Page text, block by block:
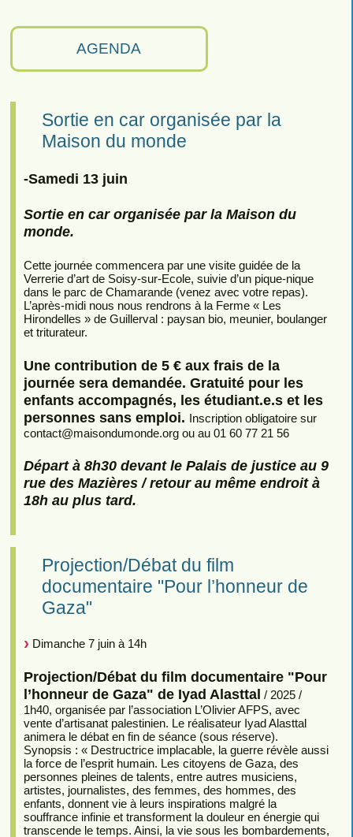
AGENDA
Sortie en car organisée par la
Maison du monde
-Samedi 13 juin
Sortie en car organisée par la Maison du
monde.
Cette journée commencera par une visite guidée de la
Verrerie d’art de Soisy-sur-Ecole, suivie d’un pique-nique
dans le parc de Chamarande (venez avec votre repas).
L’après-midi nous nous rendrons à la Ferme « Les
Hirondelles » de Guillerval : paysan bio, meunier, boulanger
et triturateur.
Une contribution de 5 € aux frais de la
journée sera demandée. Gratuité pour les
enfants accompagnés, les étudiant.e.s et les
personnes sans emploi. Inscription obligatoire sur
contact@maisondumonde.org ou au 01 60 77 21 56
Départ à 8h30 devant le Palais de justice au 9
rue des Mazières / retour au même endroit à
18h au plus tard.
Projection/Débat du film
documentaire "Pour l’honneur de
Gaza"
Dimanche 7 juin à 14h
Projection/Débat du film documentaire "Pour
l’honneur de Gaza" de Iyad Alasttal / 2025 /
1h40, organisée par l’association L’Olivier AFPS, avec
vente d’artisanat palestinien. Le réalisateur Iyad Alasttal
animera le débat en fin de séance (sous réserve).
Synopsis : « Destructrice implacable, la guerre révèle aussi
la force de l’esprit humain. Les citoyens de Gaza, des
personnes pleines de talents, entre autres musiciens,
artistes, journalistes, des femmes, des hommes, des
enfants, donnent vie à leurs inspirations malgré la
souffrance infinie et transforment la douleur en énergie qui
transcende le temps. Ainsi, la vie sous les bombardements,